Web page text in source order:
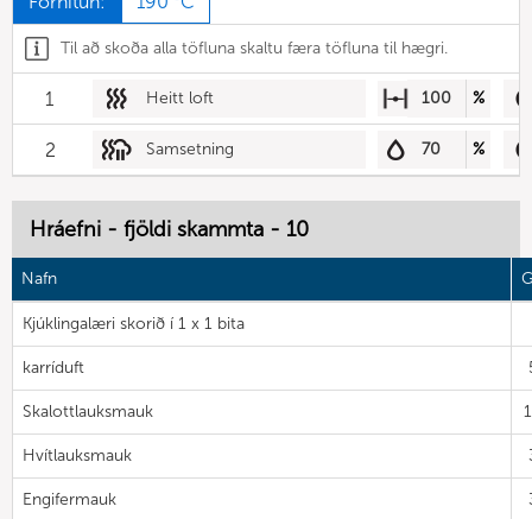
Til að skoða alla töfluna skaltu færa töfluna til hægri.
1 Heitt loft 100 %
2 Samsetning 70 %
Hráefni - fjöldi skammta - 10
Nafn
Kjúklingalæri skorið í 1 x 1 bita
karríduft
Skalottlauksmauk
Hvítlauksmauk
Engifermauk